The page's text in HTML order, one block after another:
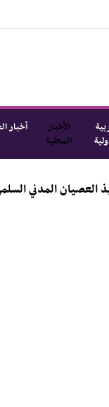
الأخبار
المحلية
أخبار